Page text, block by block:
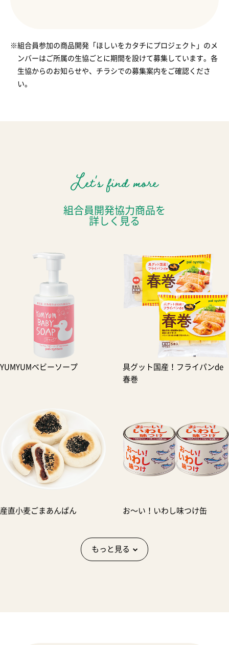
※組合員参加の商品開発「ほしいをカタチにプロジェクト」のメ
ンバーはご所属の生協ごとに期間を設けて募集しています。各
生協からのお知らせや、チラシでの募集案内をご確認くださ
い。
組合員開発協力商品を
詳しく見る
YUMYUMベビーソープ
具グット国産！フライパンde
春巻
産直小麦ごまあんぱん お〜い！いわし味つけ缶
もっと見る